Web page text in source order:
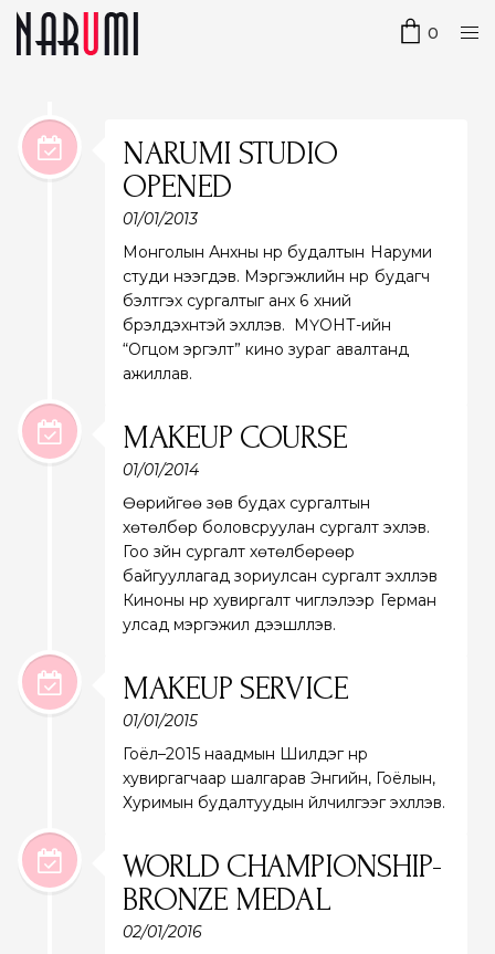
0
NARUMI STUDIO
OPENED
01/01/2013
Монголын Анхны нүүр будалтын Наруми
студи нээгдэв. Мэргэжлийн нүүр будагч
бэлтгэх сургалтыг анх 6 хүний
бүрэлдэхүүнтэй эхлүүлэв. МҮОНТ-ийн
“Огцом эргэлт” кино зураг авалтанд
ажиллав.
MAKEUP COURSE
01/01/2014
Өөрийгөө зөв будах сургалтын
хөтөлбөр боловсруулан сургалт эхлэв.
Гоо зүйн сургалт хөтөлбөрөөр
байгууллагад зориулсан сургалт эхлүүлэв
Киноны нүүр хувиргалт чиглэлээр Герман
улсад мэргэжил дээшлүүлэв.
MAKEUP SERVICE
01/01/2015
Гоёл–2015 наадмын Шилдэг нүүр
хувиргагчаар шалгарав Энгийн, Гоёлын,
Хуримын будалтуудын үйлчилгээг эхлүүлэв.
WORLD CHAMPIONSHIP-
BRONZE MEDAL
02/01/2016